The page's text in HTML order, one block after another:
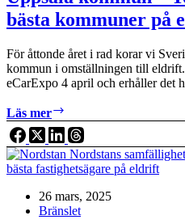
bästa kommuner på
För åttonde året i rad korar vi
kommun i omställningen till eldrift.
eCarExpo 4 april och erhåller det
Läs mer
kommun
–
Topp
tre
bästa
kommuner
26 mars, 2025
Bränslet